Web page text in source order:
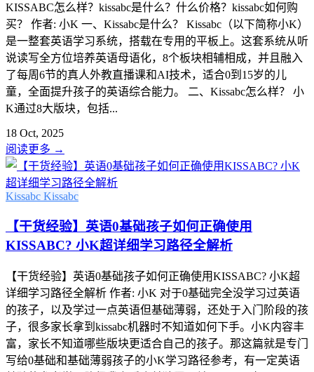
KISSABC怎么样？kissabc是什么？什么价格？kissabc如何购
买？ 作者: 小K 一、Kissabc是什么？ Kissabc（以下简称小K）
是一整套英语学习系统，搭载在专用的平板上。这套系统从听
说读写全方位培养英语母语化，8个板块相辅相成，并且融入
了每周6节的真人外教直播课和AI技术，适合0到15岁的儿
童，全面提升孩子的英语综合能力。 二、Kissabc怎么样？ 小
K通过8大版块，包括...
18 Oct, 2025
阅读更多 →
Kissabc Kissabc
【干货经验】英语0基础孩子如何正确使用
KISSABC? 小K超详细学习路径全解析
【干货经验】英语0基础孩子如何正确使用KISSABC? 小K超
详细学习路径全解析 作者: 小K 对于0基础完全没学习过英语
的孩子，以及学过一点英语但基础薄弱，还处于入门阶段的孩
子，很多家长拿到kissabc机器时不知道如何下手。小K内容丰
富，家长不知道哪些版块更适合自己的孩子。那这篇就是专门
写给0基础和基础薄弱孩子的小K学习路径参考，有一定英语